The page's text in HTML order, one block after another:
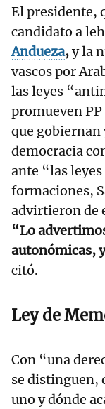
El presidente,
candidato a
Andueza,y la
vascos por
las leyes
promueven
que gobiernan
democracia
ante “las
formaciones,
advirtieron de
“Lo
autonómicas,
citó.
Ley de
Con “una
se distinguen,
uno y dónde